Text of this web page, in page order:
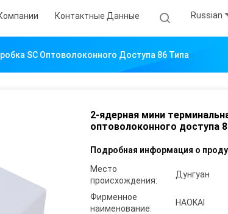
Контактные Данные Russian
SC Оптоволоконного Доступа 86 Типа
2-ядерная мини
оптоволоконного доступа
Подробная информация о
Место
происхождения:
Дунгуан
Фирменное
наименование:
HAOKAI